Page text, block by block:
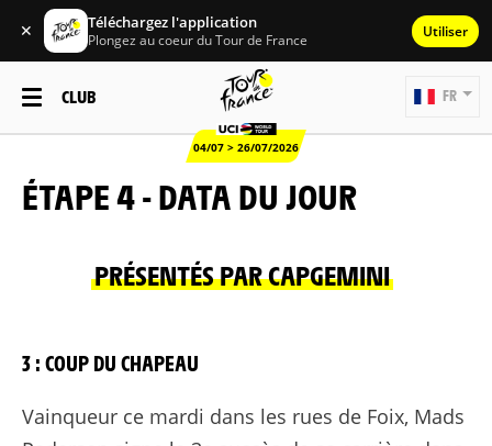
✕ Téléchargez l'application
Plongez au coeur du Tour de France Utiliser
CLUB
04/07 > 26/07/2026
FR
ÉTAPE 4 - DATA DU JOUR
PRÉSENTÉS PAR CAPGEMINI
3 : COUP DU CHAPEAU
Vainqueur ce mardi dans les rues de Foix, Mads